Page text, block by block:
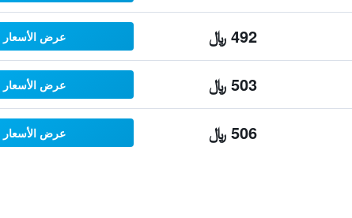
492 ﷼ عرض الأسعار
503 ﷼ عرض الأسعار
506 ﷼ عرض الأسعار